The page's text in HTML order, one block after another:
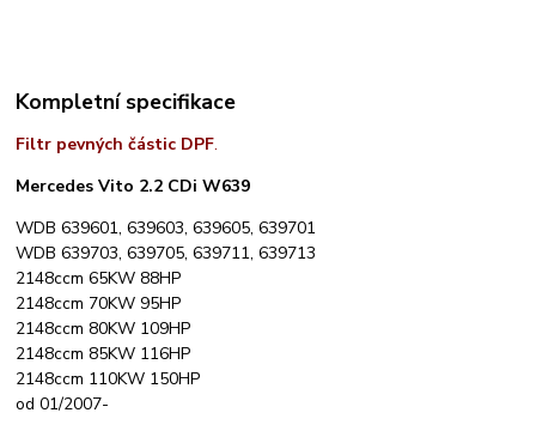
Kompletní specifikace
Filtr pevných částic DPF.
Mercedes Vito 2.2 CDi W639
WDB 639601, 639603, 639605, 639701
WDB 639703, 639705, 639711, 639713
2148ccm 65KW 88HP
2148ccm 70KW 95HP
2148ccm 80KW 109HP
2148ccm 85KW 116HP
2148ccm 110KW 150HP
od 01/2007-